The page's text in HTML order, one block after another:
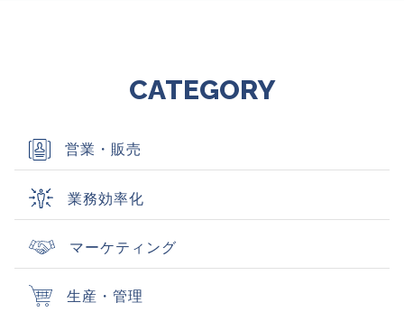
CATEGORY
営業・販売
業務効率化
マーケティング
生産・管理